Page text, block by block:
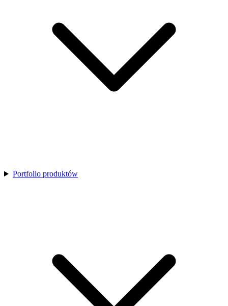
Portfolio produktów